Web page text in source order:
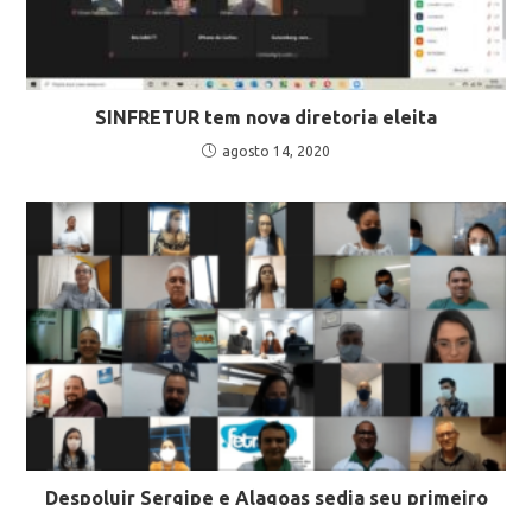
SINFRETUR tem nova diretoria eleita
agosto 14, 2020
Despoluir Sergipe e Alagoas sedia seu primeiro